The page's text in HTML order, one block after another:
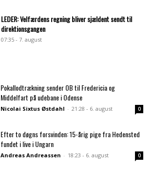
LEDER: Velfærdens regning bliver sjældent sendt til
direktionsgangen
07:35 - 7. august
Pokallodtrækning sender OB til Fredericia og
Middelfart på udebane i Odense
Nicolai Sixtus Østdahl - 21:28 - 6. august 0
Efter to døgns forsvinden: 15-årig pige fra Hedensted
fundet i live i Ungarn
Andreas Andreassen - 18:23 - 6. august 0